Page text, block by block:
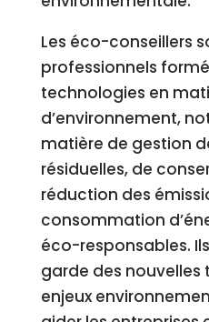
Les éco-conseillers
professionnels
technologies en
d’environnement,
matière de gestion
résiduelles, de
réduction des
consommation
éco-responsables.
garde des
enjeux